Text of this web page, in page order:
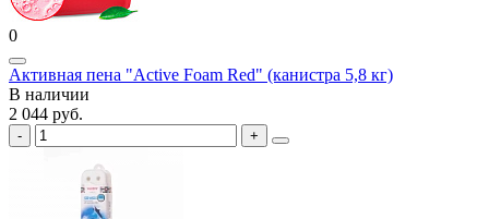
0
Активная пена "Active Foam Red" (канистра 5,8 кг)
В наличии
2 044 руб.